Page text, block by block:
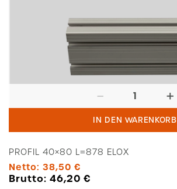
40x80
IN DEN WARENKORB
PROFIL 40×80 L=878 ELOX
Netto: 38,50 €
Brutto: 46,20€